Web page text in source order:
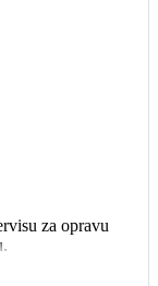
za opravu